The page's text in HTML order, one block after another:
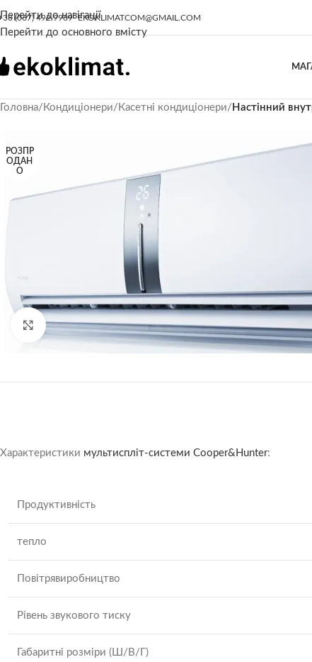
Перейти до навігації
Перейти до основного вмісту
(067) 492 9969 EKOKLIMATCOM@GMAIL.COM
Головна/ Кондиціонери/ Касетні кондиціонери/ Настінний
РОЗПР
ОДАН
О
Натисніть, щоб збільшити
Характеристики мультиспліт-системи Cooper&Hunter:
Продуктивність
тепло
Повітрявиробництво
Рівень звукового тиску
Габаритні розміри (Ш/В/Г)